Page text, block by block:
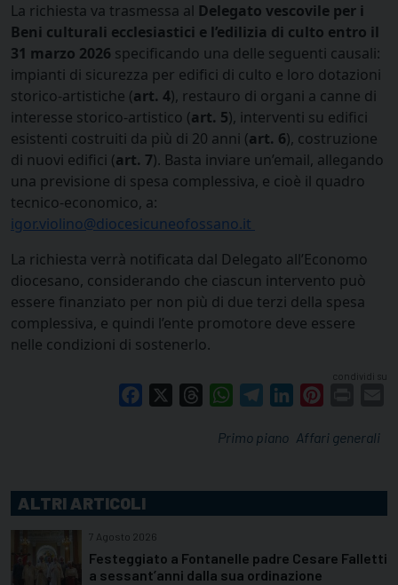
La richiesta va trasmessa al Delegato vescovile per i
Beni culturali ecclesiastici e l’edilizia di culto entro il
31 marzo 2026 specificando una delle seguenti causali:
impianti di sicurezza per edifici di culto e loro dotazioni
storico-artistiche (art. 4), restauro di organi a canne di
interesse storico-artistico (art. 5), interventi su edifici
esistenti costruiti da più di 20 anni (art. 6), costruzione
di nuovi edifici (art. 7). Basta inviare un’email, allegando
una previsione di spesa complessiva, e cioè il quadro
tecnico-economico, a:
igor.violino@diocesicuneofossano.it
La richiesta verrà notificata dal Delegato all’Economo
diocesano, considerando che ciascun intervento può
essere finanziato per non più di due terzi della spesa
complessiva, e quindi l’ente promotore deve essere
nelle condizioni di sostenerlo.
condividi su
Facebook ThreadsWhatsAppTelegramLinkedIn
Affari generali
Primo piano
ALTRI ARTICOLI
7 Agosto 2026
Festeggiato a Fontanelle padre Cesare Falletti
a sessant’anni dalla sua ordinazione